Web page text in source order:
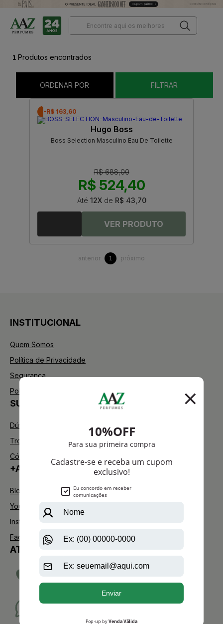
1 Produtos encontrados
ORDENAR POR FILTRAR
-R$ 163,60
Hugo Boss
Boss Selection Masculino Eau De Toilette
R$ 688,00
R$ 524,40
Até 12Xde R$ 43,70
anterior 1 próximo
INSTITUCIONAL
Quem Somos
Política de Privacidade
Segurança
Política de Troca
SUPORTE
Dúvidas Frequentes
Trocas e Devoluções
Código de defesa do consumidor
+AAZ PERFUMES
Blog
Youtube
Instagram
Facebook
ATENDIMENTO
TELEVENDAS
(11)2275-0076
WHATSAPP